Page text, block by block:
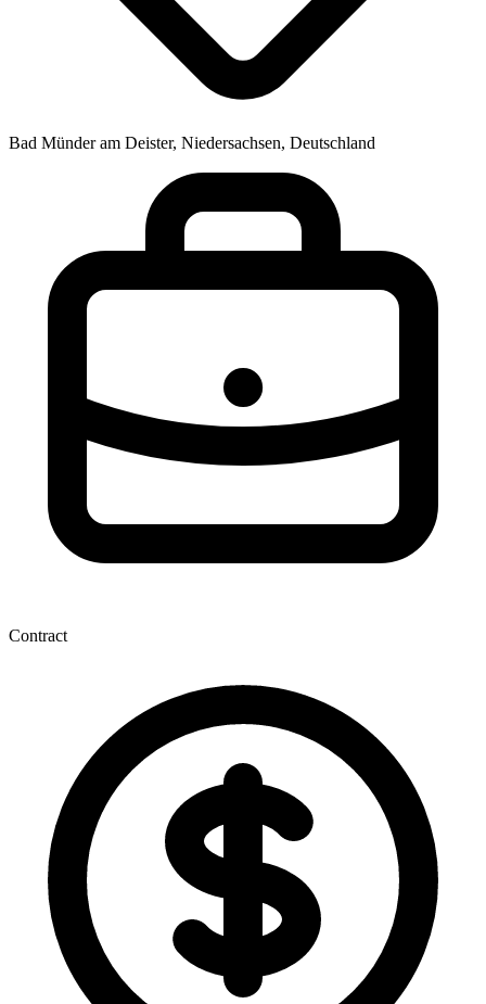
Bad Münder am Deister, Niedersachsen, Deutschland
Contract